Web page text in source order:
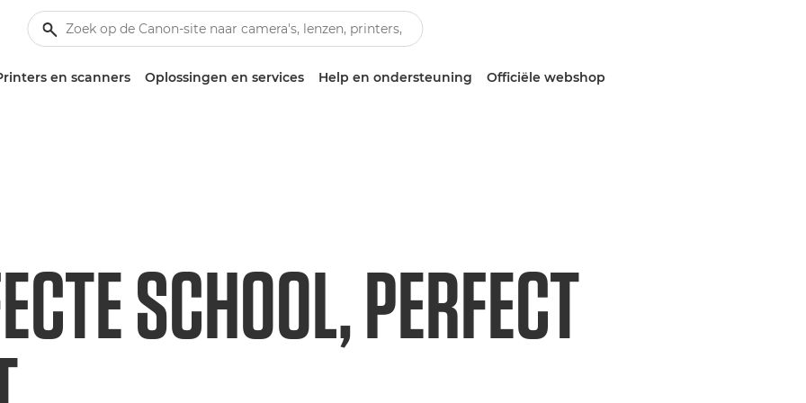
en scanners Oplossingen en services Help en ondersteuning Officiële webshop
SCHOOL, PERFECT